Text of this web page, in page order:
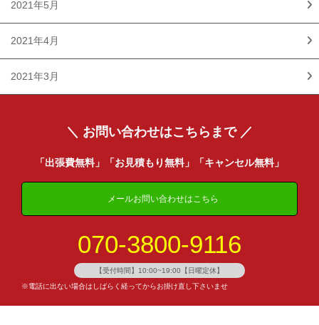
2021年5月
2021年4月
2021年3月
＼ お問い合わせはこちらまで ／
「出張費無料」「お見積もり無料」「キャンセル無料」
メールお問い合わせはこちら
070-3800-9116
【受付時間】10:00~19:00【日曜定休】
※電話に出ない場合はしばらく経ってからお掛け直し下さいませ